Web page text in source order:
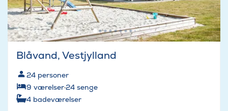
Blåvand, Vestjylland
24 personer
9 værelser·24 senge
4 badeværelser